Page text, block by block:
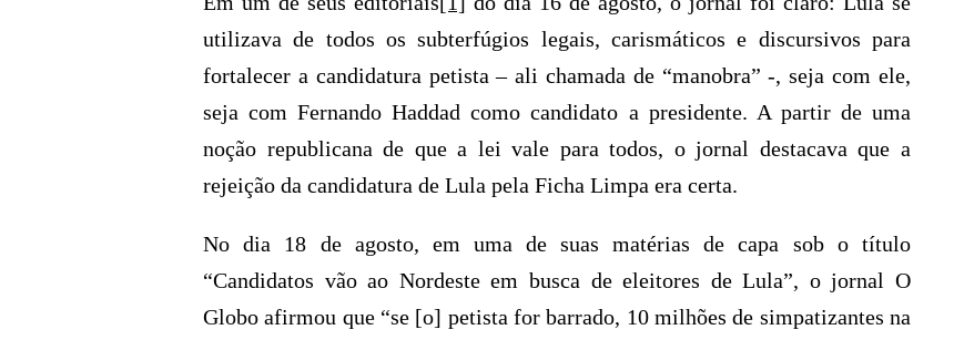
utilizava de todos os subterfúgios legais, carismáticos e discursivos para
fortalecer a candidatura petista – ali chamada de “manobra” -, seja com ele,
seja com Fernando Haddad como candidato a presidente. A partir de uma
noção republicana de que a lei vale para todos, o jornal destacava que a
rejeição da candidatura de Lula pela Ficha Limpa era certa.
No dia 18 de agosto, em uma de suas matérias de capa sob o título
“Candidatos vão ao Nordeste em busca de eleitores de Lula”, o jornal O
Globo afirmou que “se [o] petista for barrado, 10 milhões de simpatizantes na